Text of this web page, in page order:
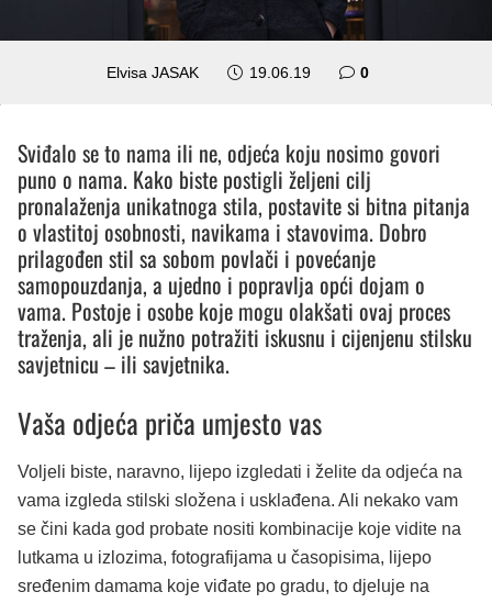
Elvisa JASAK 19.06.19 0
Sviđalo se to nama ili ne, odjeća koju nosimo govori
puno o nama. Kako biste postigli željeni cilj
pronalaženja unikatnoga stila, postavite si bitna pitanja
o vlastitoj osobnosti, navikama i stavovima. Dobro
prilagođen stil sa sobom povlači i povećanje
samopouzdanja, a ujedno i popravlja opći dojam o
vama. Postoje i osobe koje mogu olakšati ovaj proces
traženja, ali je nužno potražiti iskusnu i cijenjenu stilsku
savjetnicu – ili savjetnika.
Vaša odjeća priča umjesto vas
Voljeli biste, naravno, lijepo izgledati i želite da odjeća na
vama izgleda stilski složena i usklađena. Ali nekako vam
se čini kada god probate nositi kombinacije koje vidite na
lutkama u izlozima, fotografijama u časopisima, lijepo
sređenim damama koje viđate po gradu, to djeluje na